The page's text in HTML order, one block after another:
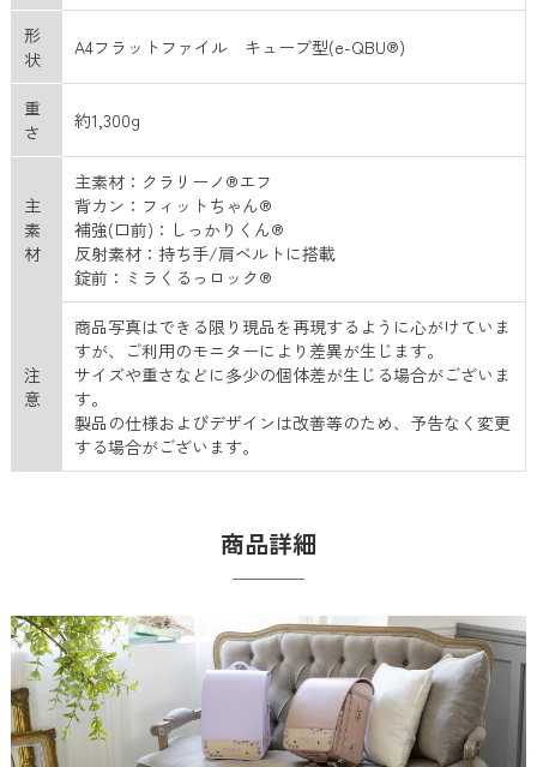
形
状
A4フラットファイル キューブ型(e-QBU®)
重
さ
約1,300g
主
素
材
主素材：クラリーノ®エフ
背カン：フィットちゃん®
補強(口前)：しっかりくん®
反射素材：持ち手/肩ベルトに搭載
錠前：ミラくるっロック®
注
意
商品写真はできる限り現品を再現するように心がけていま
すが、ご利用のモニターにより差異が生じます。
サイズや重さなどに多少の個体差が生じる場合がございま
す。
製品の仕様およびデザインは改善等のため、予告なく変更
する場合がございます。
商品詳細